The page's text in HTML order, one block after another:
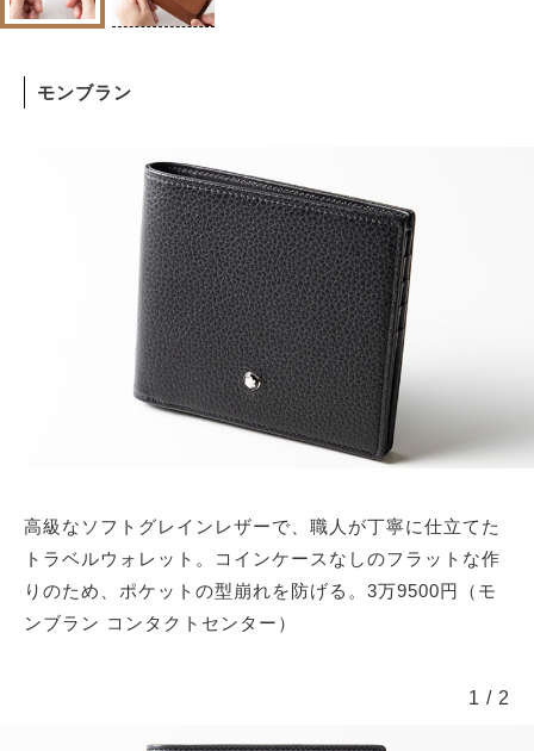
モンブラン
高級なソフトグレインレザーで、職人が丁寧に仕立てた
トラベルウォレット。コインケースなしのフラットな作
りのため、ポケットの型崩れを防げる。3万9500円（モ
ンブラン コンタクトセンター）
1 / 2